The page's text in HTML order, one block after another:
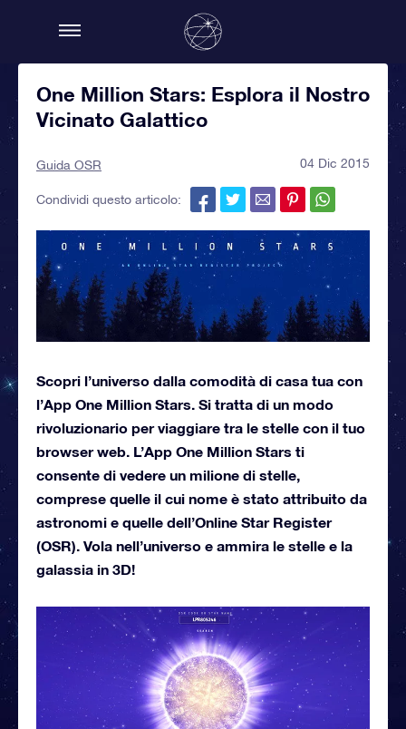
One Million Stars: Esplora il Nostro
Vicinato Galattico
Guida OSR 04 Dic 2015
Condividi questo articolo:
Scopri l’universo dalla comodità di casa tua con
l’App One Million Stars. Si tratta di un modo
rivoluzionario per viaggiare tra le stelle con il tuo
browser web. L’App One Million Stars ti
consente di vedere un milione di stelle,
comprese quelle il cui nome è stato attribuito da
astronomi e quelle dell’Online Star Register
(OSR). Vola nell’universo e ammira le stelle e la
galassia in 3D!